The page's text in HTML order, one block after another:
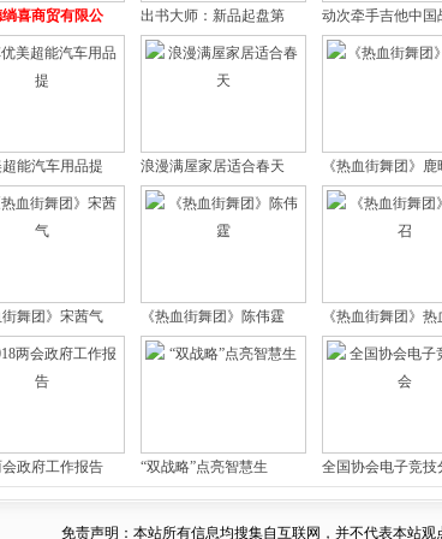
绱喜商贸有限公 出书大师：新品起盘第 动次牵手吉他中国
能汽车用品提 浪漫满屋家居适合春天 《热血街舞团》鹿
街舞团》宋茜气 《热血街舞团》陈伟霆 《热血街舞团》热
会政府工作报告 “双战略”点亮智慧生 全国协会电子竞技
免责声明：本站所有信息均搜集自互联网，并不代表本站